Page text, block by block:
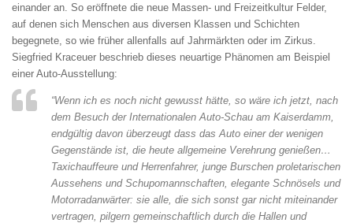
einander an. So eröffnete die neue Massen- und Freizeitkultur Felder,
auf denen sich Menschen aus diversen Klassen und Schichten
begegnete, so wie früher allenfalls auf Jahrmärkten oder im Zirkus.
Siegfried Kraceuer beschrieb dieses neuartige Phänomen am Beispiel
einer Auto-Ausstellung:
“Wenn ich es noch nicht gewusst hätte, so wäre ich jetzt, nach
dem Besuch der Internationalen Auto-Schau am Kaiserdamm,
endgültig davon überzeugt dass das Auto einer der wenigen
Gegenstände ist, die heute allgemeine Verehrung genießen…
Taxichauffeure und Herrenfahrer, junge Burschen proletarischen
Aussehens und Schupomannschaften, elegante Schnösels und
Motorradanwärter: sie alle, die sich sonst gar nicht miteinander
vertragen, pilgern gemeinschaftlich durch die Hallen und